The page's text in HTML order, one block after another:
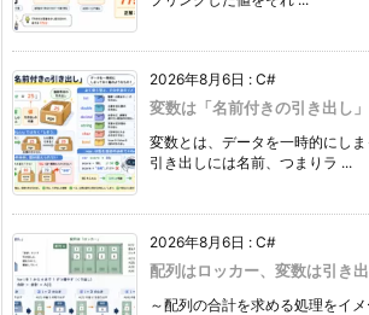
2026年8月6日 : C#
変数は「名前付きの引き出し」
変数とは、データを一時的にしま
引き出しには名前、つまりラ ...
2026年8月6日 : C#
配列はロッカー、変数は引き
～配列の合計を求める処理をイ